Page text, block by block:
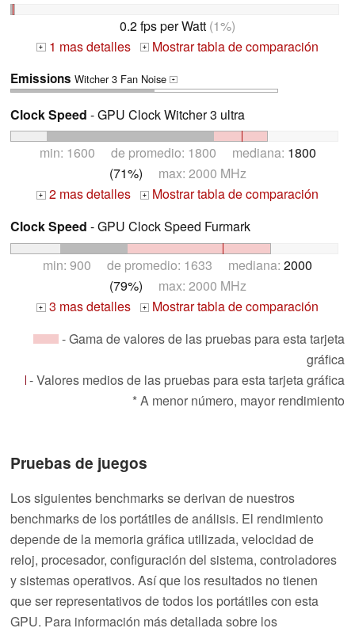
0.2 fps per Watt (1%)
+ 1 mas detalles + Mostrar tabla de comparación
Emissions Witcher 3 Fan Noise +
Clock Speed - GPU Clock Witcher 3 ultra
min: 1600 de promedio: 1800 mediana: 1800
(71%) max: 2000 MHz
+ 2 mas detalles +
Mostrar tabla de comparación
Clock Speed - GPU Clock Speed Furmark
min: 900 de promedio: 1633 mediana: 2000
(79%) max: 2000 MHz
+ 3 mas detalles +
Mostrar tabla de comparación
- Gama de valores de las pruebas para esta tarjeta
gráfica
- Valores medios de las pruebas para esta tarjeta gráfica
* A menor número, mayor rendimiento
Pruebas de juegos
Los siguientes benchmarks se derivan de nuestros
benchmarks de los portátiles de análisis. El rendimiento
depende de la memoria gráfica utilizada, velocidad de
reloj, procesador, configuración del sistema, controladores
y sistemas operativos. Así que los resultados no tienen
que ser representativos de todos los portátiles con esta
GPU. Para información más detallada sobre los